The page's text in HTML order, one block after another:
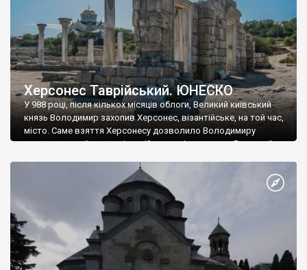
Херсонес Таврійський. ЮНЕСКО
У 988 році, після кількох місяців облоги, Великий київський
князь Володимир захопив Херсонес, візантійське, на той час,
місто. Саме взяття Херсонесу дозволило Володимиру
диктувати свої умови візантійському імператору Василю ІІ, та
Херсонесі Володимир-язичник, став Василем-християнином.
А потім було Хрещення Русі. На честь Херсонесу Таврійського